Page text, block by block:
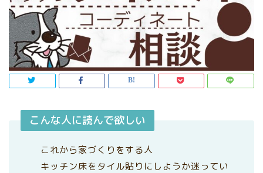
こんな人に読んで欲しい
これから家づくりをする人
キッチン床をタイル貼りにしようか迷ってい